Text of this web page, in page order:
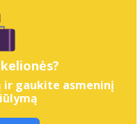
gaukite asmeninį